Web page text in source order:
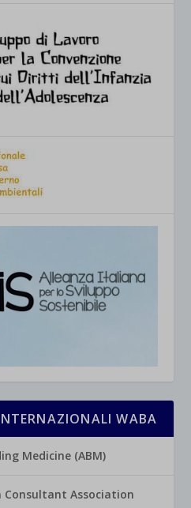
WABA
Medicine (ABM)
Association